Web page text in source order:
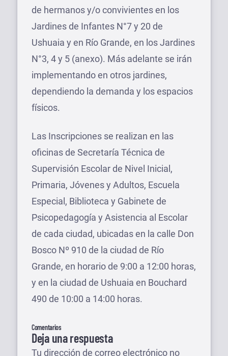
de hermanos y/o convivientes en los
Jardines de Infantes N°7 y 20 de
Ushuaia y en Río Grande, en los Jardines
N°3, 4 y 5 (anexo). Más adelante se irán
implementando en otros jardines,
dependiendo la demanda y los espacios
físicos.
Las Inscripciones se realizan en las
oficinas de Secretaría Técnica de
Supervisión Escolar de Nivel Inicial,
Primaria, Jóvenes y Adultos, Escuela
Especial, Biblioteca y Gabinete de
Psicopedagogía y Asistencia al Escolar
de cada ciudad, ubicadas en la calle Don
Bosco Nº 910 de la ciudad de Río
Grande, en horario de 9:00 a 12:00 horas,
y en la ciudad de Ushuaia en Bouchard
490 de 10:00 a 14:00 horas.
Comentarios
Deja una respuesta
Tu dirección de correo electrónico no